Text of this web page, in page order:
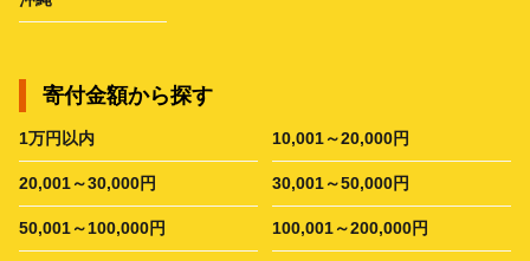
寄付金額から探す
1万円以内 10,001～20,000円
20,001～30,000円 30,001～50,000円
50,001～100,000円 100,001～200,000円